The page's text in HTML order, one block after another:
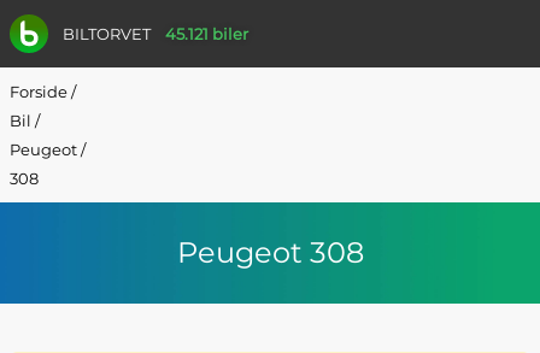
BILTORVET 45.121 biler
Forside/
Bil /
Peugeot/
308
Peugeot 308